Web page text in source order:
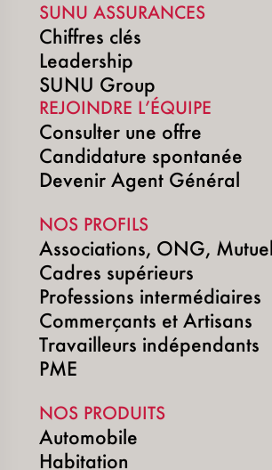
SUNU ASSURANCES
Chiffres clés
Leadership
SUNU Group
REJOINDRE L’ÉQUIPE
Consulter une offre
Candidature spontanée
Devenir Agent Général
NOS PROFILS
Associations, ONG,
Cadres supérieurs
Professions intermédiaires
Commerçants et Artisans
Travailleurs indépendants
PME
NOS PRODUITS
Automobile
Habitation